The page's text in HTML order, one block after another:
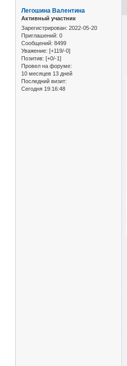
Легошина Валентина
Активный участник
Зарегистрирован: 2022-05-20
Приглашений: 0
Сообщений: 8499
Уважение: [+119/-0]
Позитив: [+0/-1]
Провел на форуме:
10 месяцев 13 дней
Последний визит:
Сегодня 19:16:48